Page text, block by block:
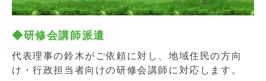
◆研修会講師派遣
代表理事の鈴木がご依頼に対し、地域住民の方向
け・行政担当者向けの研修会講師に対応します。